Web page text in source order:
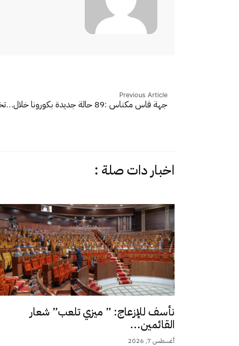
Previous Article
جهة فاس مكناس :89 حالة جديدة بكورونا خلال…
اخبار دات صلة :
نأسف للإزعاج: ” ميزي تلعب” شعار
القائمين...
أغسطس 7, 2026